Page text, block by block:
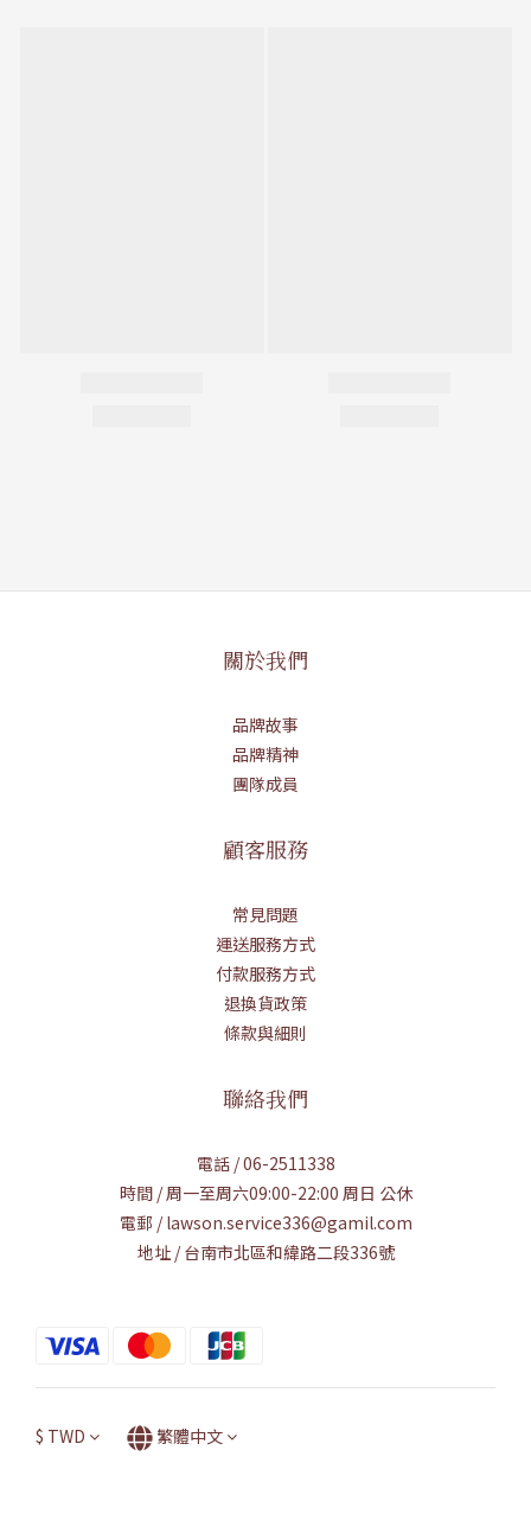
關於我們
品牌故事
品牌精神
團隊成員
顧客服務
常見問題
運送服務方式
付款服務方式
退換貨政策
條款與細則
聯絡我們
電話 / 06-2511338
時間 / 周一至周六09:00-22:00 周日 公休
電郵 / lawson.service336@gamil.com
地址 / 台南市北區和緯路二段336號
$ TWD 繁體中文